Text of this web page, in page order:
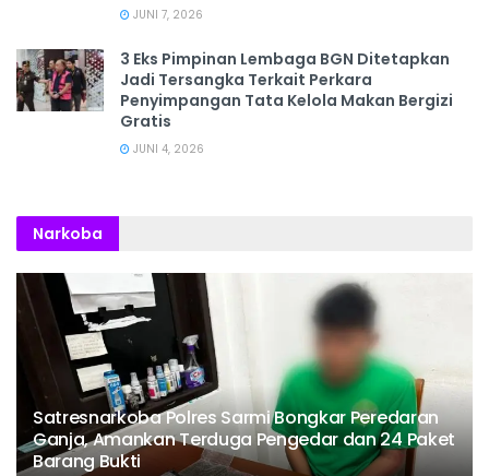
JUNI 7, 2026
3 Eks Pimpinan Lembaga BGN Ditetapkan
Jadi Tersangka Terkait Perkara
Penyimpangan Tata Kelola Makan Bergizi
Gratis
JUNI 4, 2026
Narkoba
Satresnarkoba Polres Sarmi Bongkar Peredaran
Ganja, Amankan Terduga Pengedar dan 24 Paket
Barang Bukti